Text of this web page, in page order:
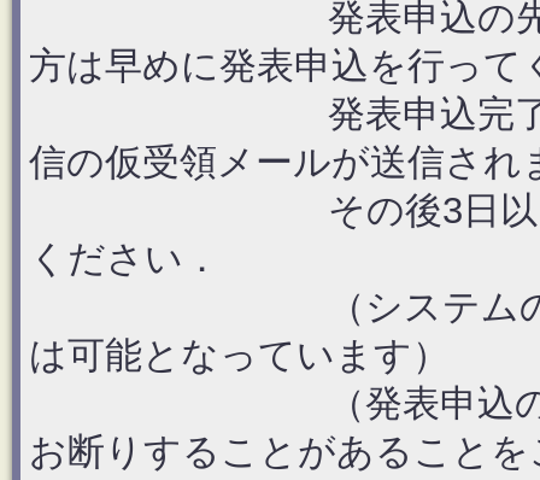
発表申込の先着順と
方は早めに発表申込を行って
発表申込完了後，（
信の仮受領メールが送信され
その後3日以内に送
ください．
（システムの都合上
は可能となっています）
（発表申込の順番が
お断りすることがあること